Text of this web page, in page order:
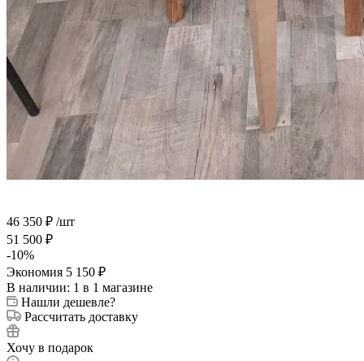
46 350 ₽ /шт
51 500 ₽
-10%
Экономия 5 150 ₽
В наличии: 1 в 1 магазине
Нашли дешевле?
Рассчитать доставку
Хочу в подарок